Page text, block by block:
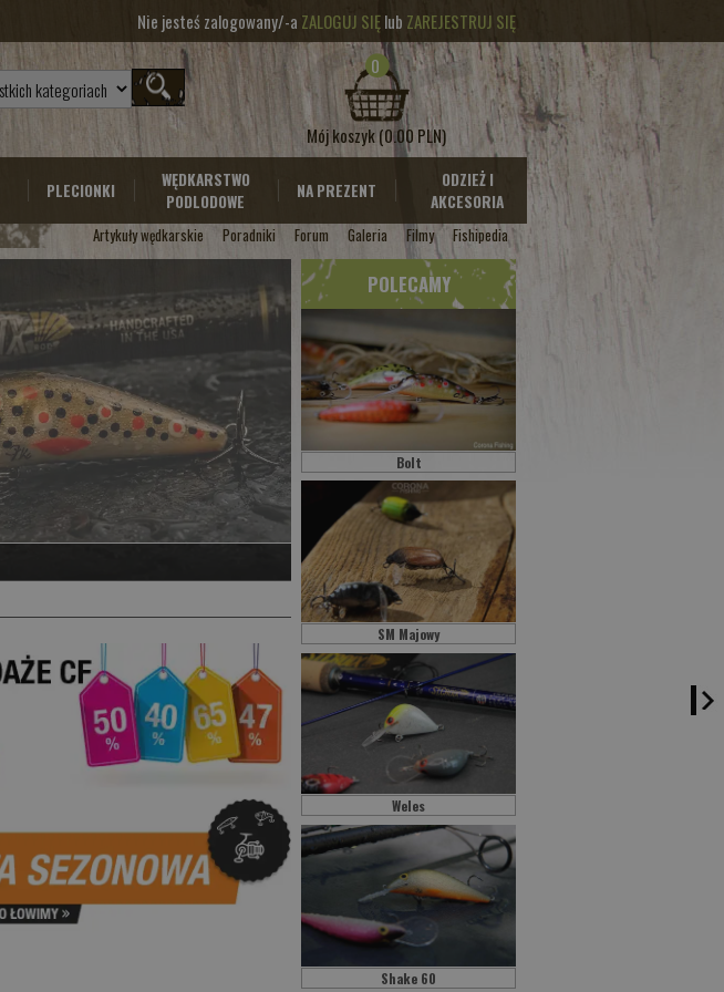
Nie jesteś zalogowany/-a ZALOGUJ SIĘlub ZAREJESTRUJ SIĘ
0
Mój koszyk(0.00 PLN)
PLECIONKI
WĘDKARSTWO
PODLODOWE
NA PREZENT
ODZIEŻ I
AKCESORIA
Artykuły wędkarskie Poradniki Forum Galeria Filmy Fishipedia
POLECAMY
Bolt
SM Majowy
Weles
Shake 60